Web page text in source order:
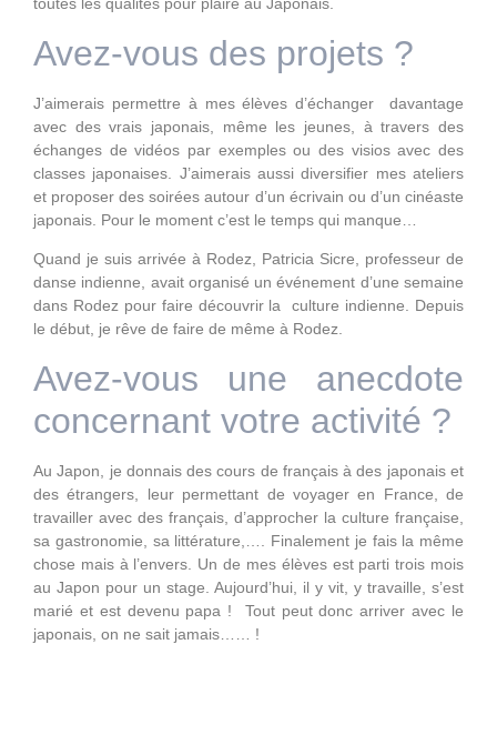
toutes les qualités pour plaire au Japonais.
Avez-vous des projets ?
J’aimerais permettre à mes élèves d’échanger davantage
avec des vrais japonais, même les jeunes, à travers des
échanges de vidéos par exemples ou des visios avec des
classes japonaises. J’aimerais aussi diversifier mes ateliers
et proposer des soirées autour d’un écrivain ou d’un cinéaste
japonais. Pour le moment c’est le temps qui manque…
Quand je suis arrivée à Rodez, Patricia Sicre, professeur de
danse indienne, avait organisé un événement d’une semaine
dans Rodez pour faire découvrir la culture indienne. Depuis
le début, je rêve de faire de même à Rodez.
Avez-vous une anecdote
concernant votre activité ?
Au Japon, je donnais des cours de français à des japonais et
des étrangers, leur permettant de voyager en France, de
travailler avec des français, d’approcher la culture française,
sa gastronomie, sa littérature,…. Finalement je fais la même
chose mais à l’envers. Un de mes élèves est parti trois mois
au Japon pour un stage. Aujourd’hui, il y vit, y travaille, s’est
marié et est devenu papa ! Tout peut donc arriver avec le
japonais, on ne sait jamais…… !